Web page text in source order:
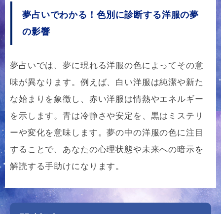
夢占いでわかる！色別に診断する洋服の夢
の影響
夢占いでは、夢に現れる洋服の色によってその意
味が異なります。例えば、白い洋服は純潔や新た
な始まりを象徴し、赤い洋服は情熱やエネルギー
を示します。青は冷静さや安定を、黒はミステリ
ーや変化を意味します。夢の中の洋服の色に注目
することで、あなたの心理状態や未来への暗示を
解読する手助けになります。